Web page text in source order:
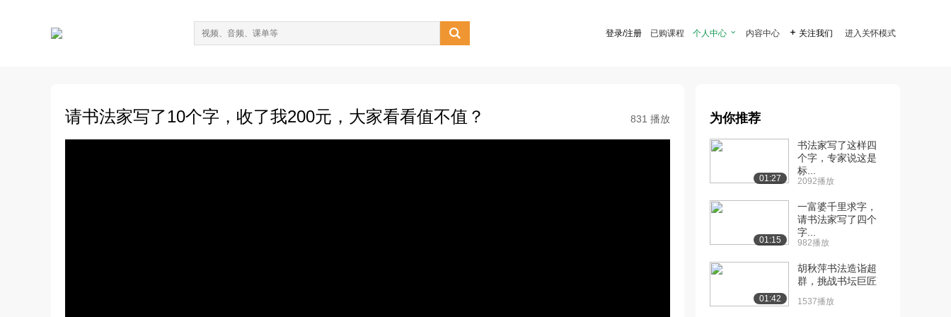
 登录/注册 已购课程 个人中心  内容中心  关注我们 进入关怀模式
请书法家写了10个字，收了我200元，大家看看值不值？ 831 播放 为你推荐
01:27
书法家写了这样四
个字，专家说这是
标...
2092播放
01:15
一富婆千里求字，
请书法家写了四个
字...
982播放
01:42
胡秋萍书法造诣超
群，挑战书坛巨匠
1537播放